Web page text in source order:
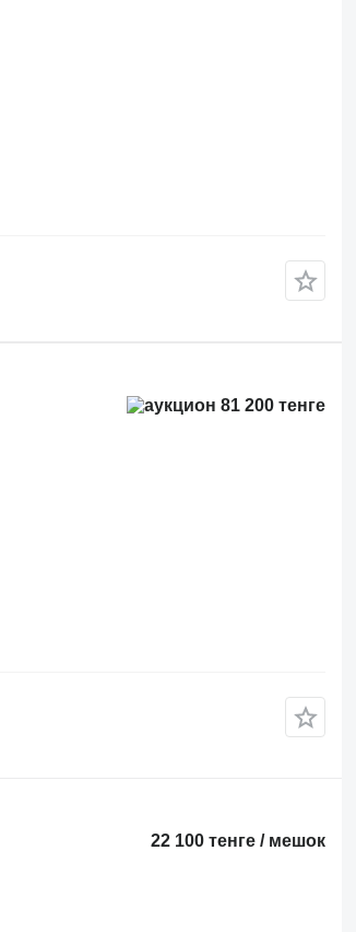
81 200 тенге
22 100 тенге / мешок